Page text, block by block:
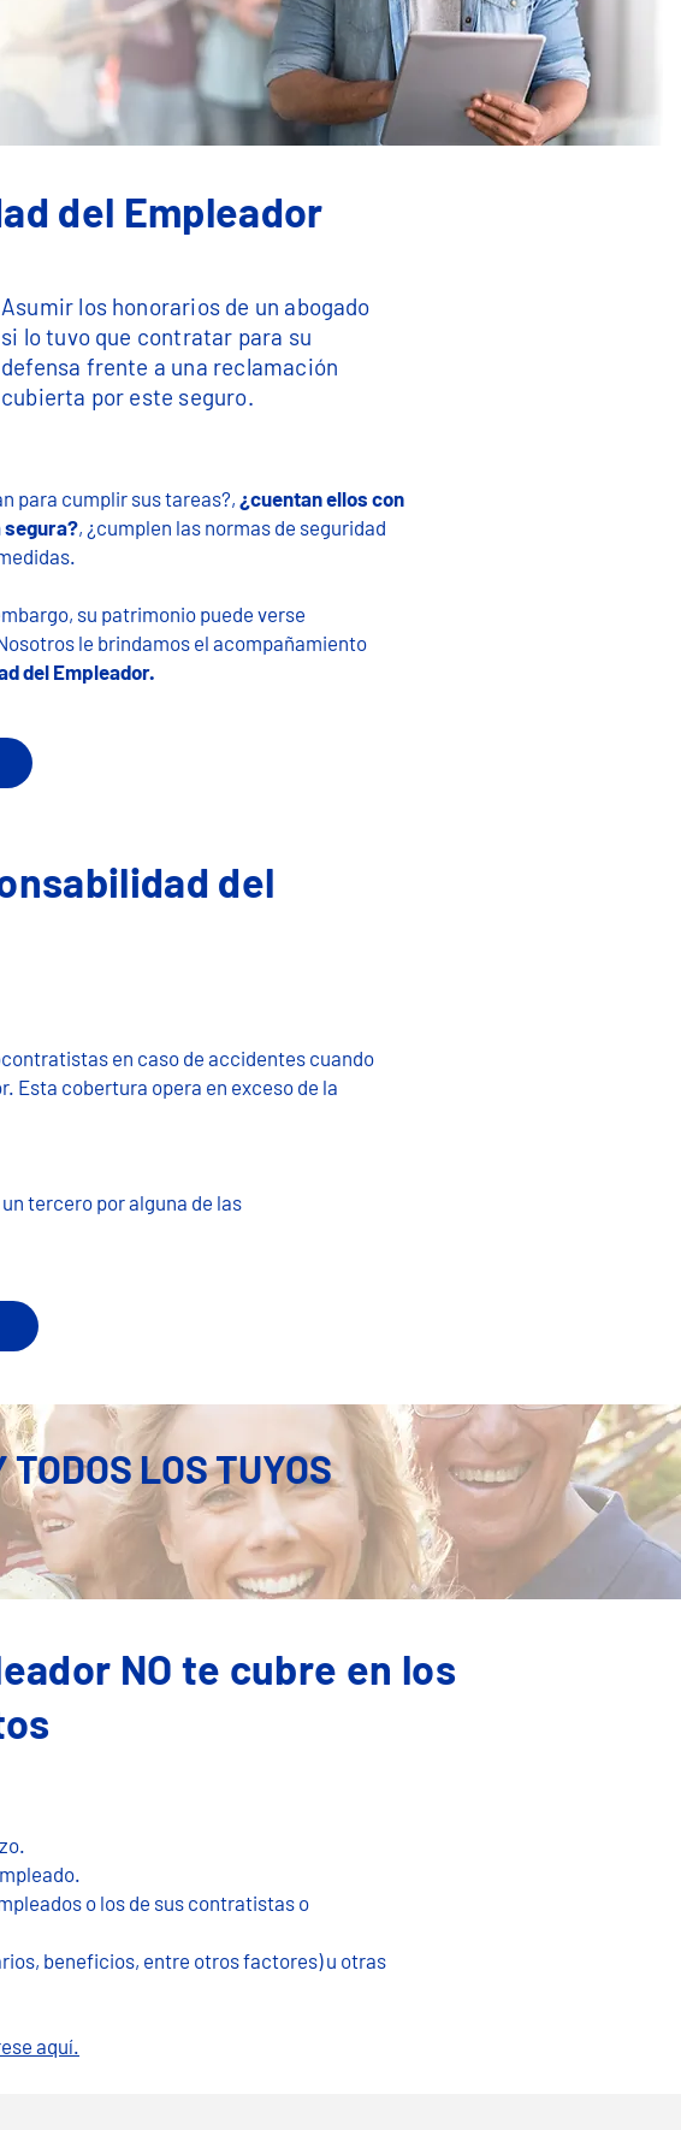
del Empleador
Asumir los honorarios de un abogado
si lo tuvo que contratar para su
defensa frente a una reclamación
cubierta por este seguro.
para cumplir sus tareas?, ¿cuentan ellos con
segura?, ¿cumplen las normas de seguridad
su patrimonio puede verse
le brindamos el acompañamiento
del Empleador.
del
en caso de​ accidentes cuando
Esta cobertura opera en exceso de la
tercero por alguna de las
LOS TUYOS
NO te cubre en los
o los de sus contratistas o
beneficios, entre otros factores) u otras
aquí​.​